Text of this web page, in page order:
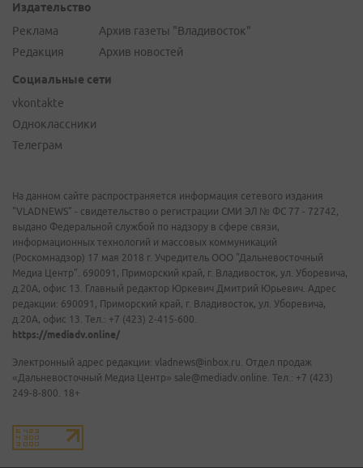
Издательство
Реклама
Редакция
Архив газеты "Владивосток"
Архив новостей
Социальные сети
vkontakte
Одноклассники
Телеграм
На данном сайте распространяется информация сетевого издания
"VLADNEWS" - свидетельство о регистрации СМИ ЭЛ № ФС 77 - 72742,
выдано Федеральной службой по надзору в сфере связи,
информационных технологий и массовых коммуникаций
(Роскомнадзор) 17 мая 2018 г. Учредитель ООО "Дальневосточный
Медиа Центр". 690091, Приморский край, г. Владивосток, ул. Уборевича,
д.20А, офис 13. Главный редактор Юркевич Дмитрий Юрьевич. Адрес
редакции: 690091, Приморский край, г. Владивосток, ул. Уборевича,
д.20А, офис 13. Тел.: +7 (423) 2-415-600.
https://mediadv.online/
Электронный адрес редакции: vladnews@inbox.ru. Отдел продаж
«Дальневосточный Медиа Центр» sale@mediadv.online. Тел.: +7 (423)
249-8-800. 18+